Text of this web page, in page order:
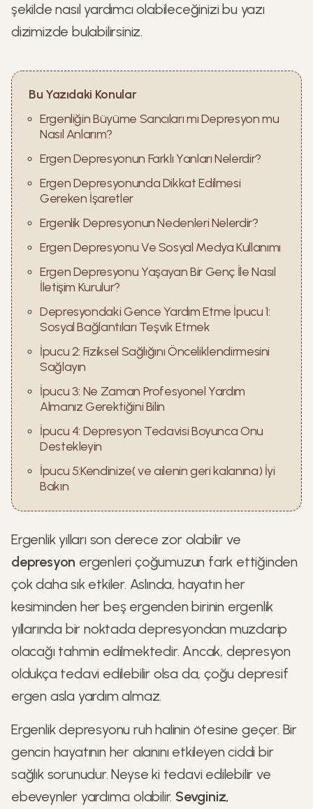
şekilde nasıl yardımcı olabileceğinizi bu yazı
dizimizde bulabilirsiniz.
Bu Yazıdaki Konular
Ergenliğin Büyüme Sancıları mı Depresyon mu
Nasıl Anlarım?
Ergen Depresyonun Farklı Yanları Nelerdir?
Ergen Depresyonunda Dikkat Edilmesi
Gereken İşaretler
Ergenlik Depresyonun Nedenleri Nelerdir?
Ergen Depresyonu Ve Sosyal Medya Kullanımı
Ergen Depresyonu Yaşayan Bir Genç İle Nasıl
İletişim Kurulur?
Depresyondaki Gence Yardım Etme İpucu 1:
Sosyal Bağlantıları Teşvik Etmek
İpucu 2: Fiziksel Sağlığını Önceliklendirmesini
Sağlayın
İpucu 3: Ne Zaman Profesyonel Yardım
Almanız Gerektiğini Bilin
İpucu 4: Depresyon Tedavisi Boyunca Onu
Destekleyin
İpucu 5:Kendinize( ve ailenin geri kalanına) İyi
Bakın
Ergenlik yılları son derece zor olabilir ve
depresyon ergenleri çoğumuzun fark ettiğinden
çok daha sık etkiler. Aslında, hayatın her
kesiminden her beş ergenden birinin ergenlik
yıllarında bir noktada depresyondan muzdarip
olacağı tahmin edilmektedir. Ancak, depresyon
oldukça tedavi edilebilir olsa da, çoğu depresif
ergen asla yardım almaz.
Ergenlik depresyonu ruh halinin ötesine geçer. Bir
gencin hayatının her alanını etkileyen ciddi bir
sağlık sorunudur. Neyse ki tedavi edilebilir ve
ebeveynler yardımcı olabilir. Sevginiz,